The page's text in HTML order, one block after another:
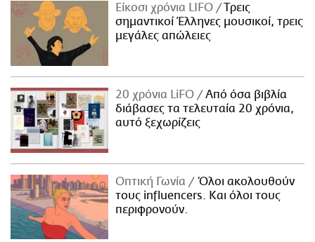
Είκοσι χρόνια LIFO
Tρεις
σημαντικοί Έλληνες μουσικοί, τρεις
μεγάλες απώλειες
20 χρόνια LiFO
Από όσα βιβλία
διάβασες τα τελευταία 20 χρόνια,
αυτό ξεχωρίζεις
Οπτική Γωνία
Όλοι ακολουθούν
τους influencers. Και όλοι τους
περιφρονούν.